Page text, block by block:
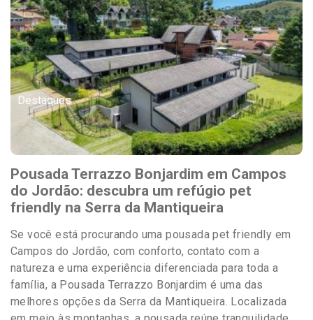
Destaques
Pousada Terrazzo Bonjardim em Campos
do Jordão: descubra um refúgio pet
friendly na Serra da Mantiqueira
Se você está procurando uma pousada pet friendly em
Campos do Jordão, com conforto, contato com a
natureza e uma experiência diferenciada para toda a
família, a Pousada Terrazzo Bonjardim é uma das
melhores opções da Serra da Mantiqueira. Localizada